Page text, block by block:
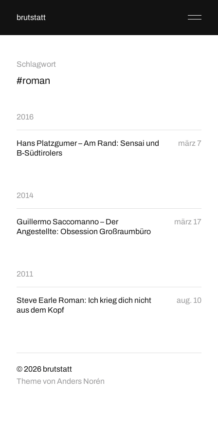
brutstatt
Schlagwort
#roman
2016
Hans Platzgumer – Am Rand: Sensai und
B-Südtirolers
märz 7
2014
Guillermo Saccomanno – Der
Angestellte: Obsession Großraumbüro
märz 17
2011
Steve Earle Roman: Ich krieg dich nicht
aus dem Kopf
aug. 10
© 2026 brutstatt
Theme von Anders Norén